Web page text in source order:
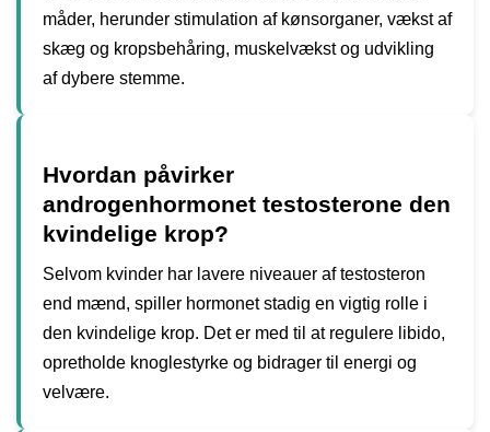
måder, herunder stimulation af kønsorganer, vækst af
skæg og kropsbehåring, muskelvækst og udvikling
af dybere stemme.
Hvordan påvirker
androgenhormonet testosterone den
kvindelige krop?
Selvom kvinder har lavere niveauer af testosteron
end mænd, spiller hormonet stadig en vigtig rolle i
den kvindelige krop. Det er med til at regulere libido,
opretholde knoglestyrke og bidrager til energi og
velvære.